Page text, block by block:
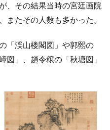
、その結果当時の宮廷画院
またその人数も多かった。
「渓山楼閣図」や郭熙の
図」、趙令穣の「秋塘図」